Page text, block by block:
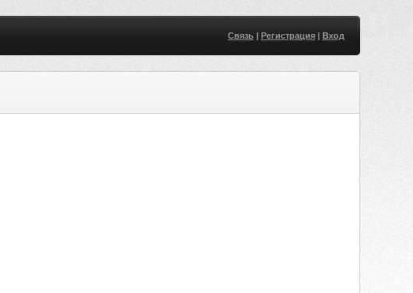
Связь| Регистрация| Вход